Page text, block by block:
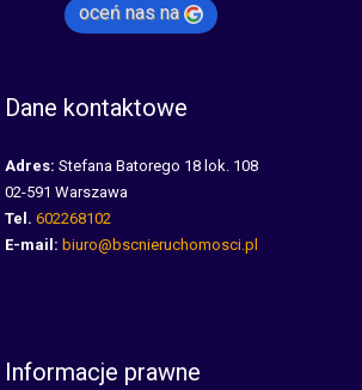
oceń nas na
Dane kontaktowe
Adres: Stefana Batorego 18 lok. 108
02-591 Warszawa
Tel. 602268102
E-mail: biuro@bscnieruchomosci.pl
Informacje prawne